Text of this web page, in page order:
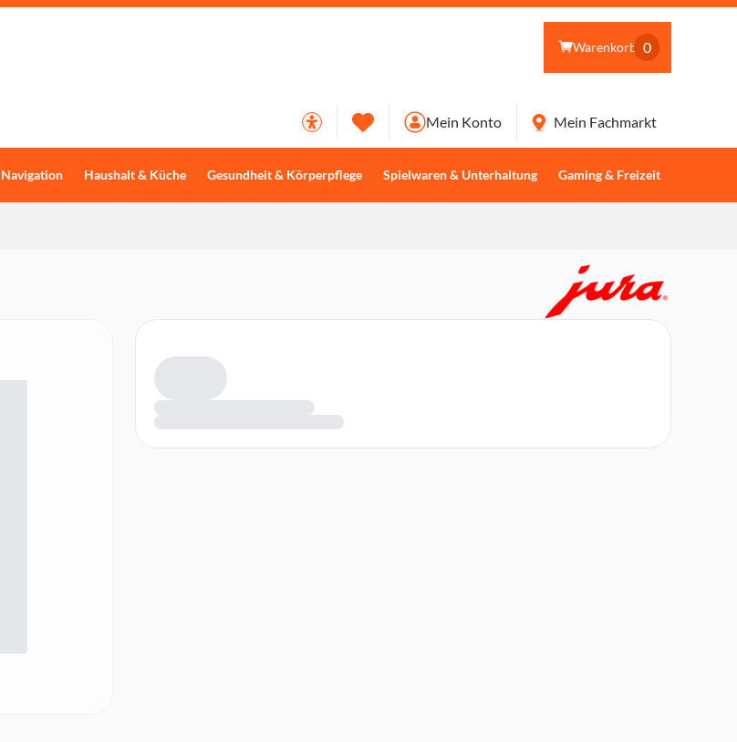
Warenkorb 0
Haushalt & Küche Gesundheit & Körperpflege Spielwaren & Unterhaltung Gaming & Freizeit
Mein Konto Mein Fachmarkt